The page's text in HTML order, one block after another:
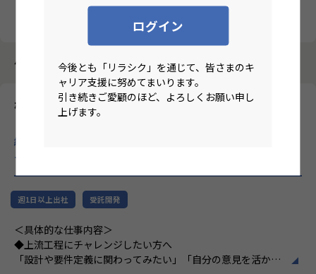
ログイン
今後とも「リラシク」を通じて、皆さまのキ
ャリア支援に努めてまいります。
引き続きご愛顧のほど、よろしくお願い申し
上げます。
4184件中 11件～20件
株式会社パートナー
経験枠/IT実務6ケ月以上】上場企業のグループ会社でのITエンジ
ニア募集！
週1日以上出社 受託開発
＜具体的な仕事内容＞
◆上流工程にチャレンジしたい方へ
「設計や要件定義に関わってみたい」「自分の意見を活かせ